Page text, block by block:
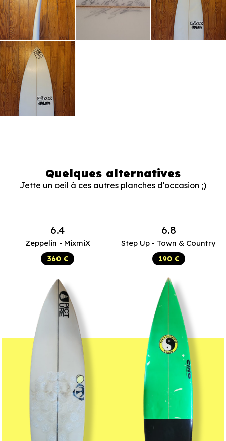
Quelques alternatives
Jette un oeil à ces autres planches d'occasion ;)
6.4
Zeppelin - MixmiX
360 €
6.8
Step Up - Town & Country
190 €